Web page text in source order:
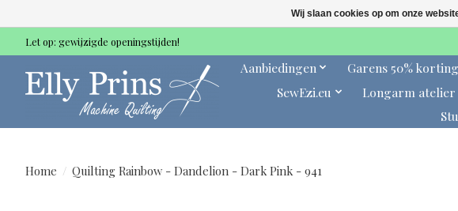
Let op: gewijzigde openingstijden!
Aanbiedingen Garens 50% korting
SewEzi.eu
Longarm atelier
Home / Quilting Rainbow - Dandelion - Dark Pink - 941
Wij slaan cookies op om onze